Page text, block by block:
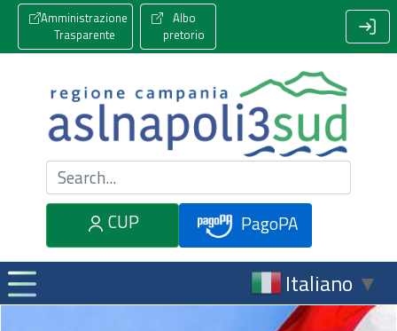
Amministrazione
Trasparente
Albo
pretorio
Cerca nel sito
CUP
PagoPA
Italiano ▼